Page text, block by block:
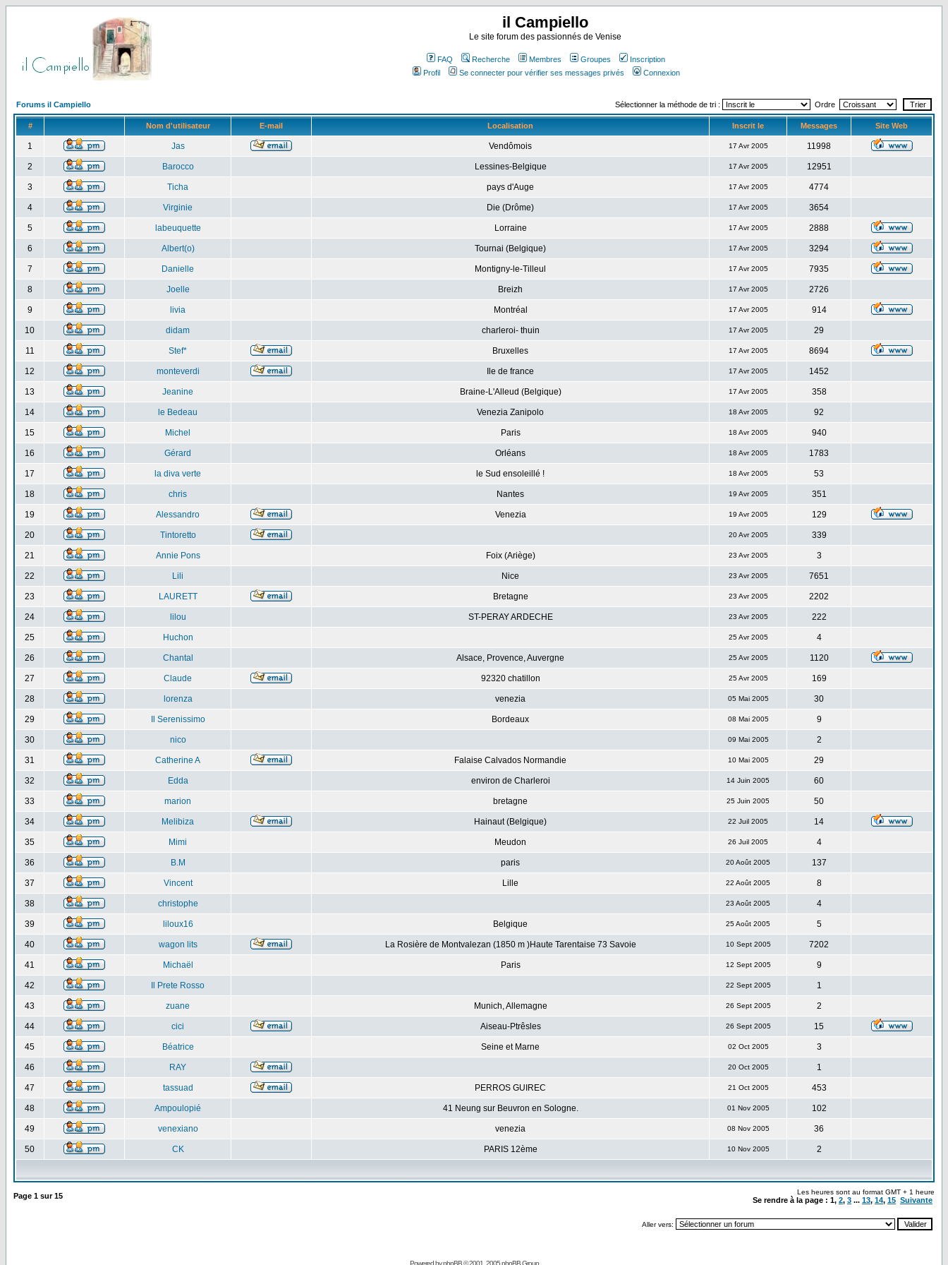
il Campiello
Le site forum des passionnés de Venise
FAQ Recherche Membres Groupes
Inscription
Profil
Se connecter pour vérifier ses messages privés Connexion
Forums il Campiello Sélectionner la méthode de tri : Ordre
# Nom d'utilisateur E-mail Localisation Inscrit le Messages Site Web
1 Jas Vendômois 17 Avr 2005 11998
2 Barocco Lessines-Belgique 17 Avr 2005 12951
3 Ticha pays d'Auge 17 Avr 2005 4774
4 Virginie Die (Drôme) 17 Avr 2005 3654
5 labeuquette Lorraine 17 Avr 2005 2888
6 Albert(o) Tournai (Belgique) 17 Avr 2005 3294
7 Danielle Montigny-le-Tilleul 17 Avr 2005 7935
8 Joelle Breizh 17 Avr 2005 2726
9 livia Montréal 17 Avr 2005 914
10 didam charleroi- thuin 17 Avr 2005 29
11 Stef* Bruxelles 17 Avr 2005 8694
12 monteverdi Ile de france 17 Avr 2005 1452
13 Jeanine Braine-L'Alleud (Belgique) 17 Avr 2005 358
14 le Bedeau Venezia Zanipolo 18 Avr 2005 92
15 Michel Paris 18 Avr 2005 940
16 Gérard Orléans 18 Avr 2005 1783
17 la diva verte le Sud ensoleillé ! 18 Avr 2005 53
18 chris Nantes 19 Avr 2005 351
19 Alessandro Venezia 19 Avr 2005 129
20 Tintoretto 20 Avr 2005 339
21 Annie Pons Foix (Ariège) 23 Avr 2005 3
22 Lili Nice 23 Avr 2005 7651
23 LAURETT Bretagne 23 Avr 2005 2202
24 lilou ST-PERAY ARDECHE 23 Avr 2005 222
25 Huchon 25 Avr 2005 4
26 Chantal Alsace, Provence, Auvergne 25 Avr 2005 1120
27 Claude 92320 chatillon 25 Avr 2005 169
28 lorenza venezia 05 Mai 2005 30
29 Il Serenissimo Bordeaux 08 Mai 2005 9
30 nico 09 Mai 2005 2
31 Catherine A Falaise Calvados Normandie 10 Mai 2005 29
32 Edda environ de Charleroi 14 Juin 2005 60
33 marion bretagne 25 Juin 2005 50
34 Melibiza Hainaut (Belgique) 22 Juil 2005 14
35 Mimi Meudon 26 Juil 2005 4
36 B.M paris 20 Août 2005 137
37 Vincent Lille 22 Août 2005 8
38 christophe 23 Août 2005 4
39 liloux16 Belgique 25 Août 2005 5
40 wagon lits La Rosière de Montvalezan (1850 m )Haute Tarentaise 73 Savoie 10 Sept 2005 7202
41 Michaël Paris 12 Sept 2005 9
42 Il Prete Rosso 22 Sept 2005 1
43 zuane Munich, Allemagne 26 Sept 2005 2
44 cici Aiseau-Ptrêsles 26 Sept 2005 15
45 Béatrice Seine et Marne 02 Oct 2005 3
46 RAY 20 Oct 2005 1
47 tassuad PERROS GUIREC 21 Oct 2005 453
48 Ampoulopié 41 Neung sur Beuvron en Sologne. 01 Nov 2005 102
49 venexiano venezia 08 Nov 2005 36
50 CK PARIS 12ème 10 Nov 2005 2
Page 1 sur15 Les heures sont au format GMT + 1 heure
Se rendre à la page : 1, 2, 3 ... 13, 14, 15 Suivante
Aller vers:
Powered byphpBB© 2001, 2005 phpBB Group